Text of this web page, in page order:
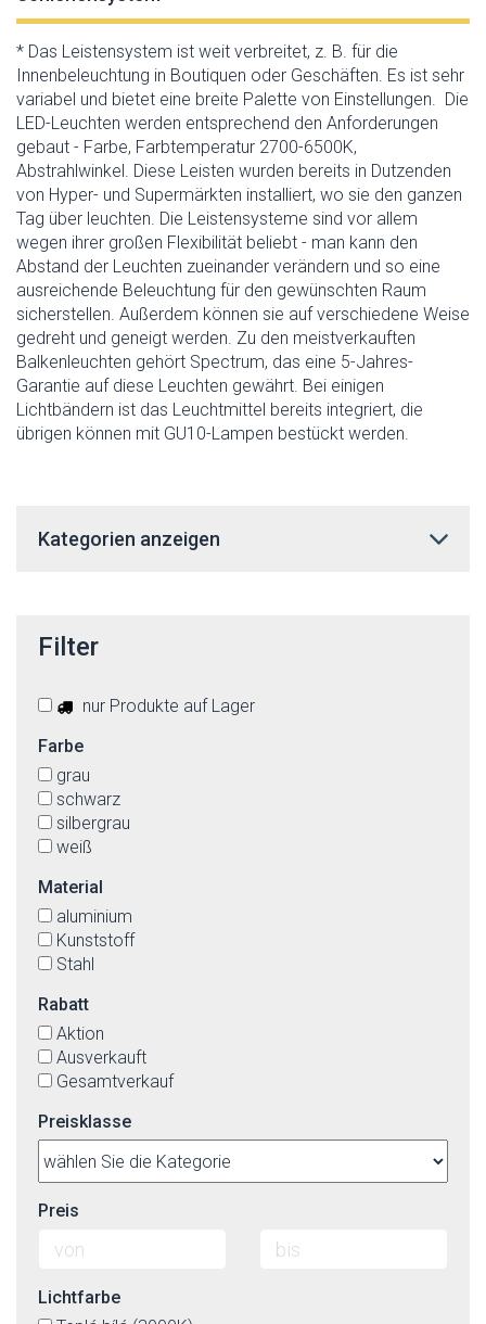
* Das Leistensystem ist weit verbreitet, z. B. für die
Innenbeleuchtung in Boutiquen oder Geschäften. Es ist sehr
variabel und bietet eine breite Palette von Einstellungen. Die
LED-Leuchten werden entsprechend den Anforderungen
gebaut - Farbe, Farbtemperatur 2700-6500K,
Abstrahlwinkel. Diese Leisten wurden bereits in Dutzenden
von Hyper- und Supermärkten installiert, wo sie den ganzen
Tag über leuchten. Die Leistensysteme sind vor allem
wegen ihrer großen Flexibilität beliebt - man kann den
Abstand der Leuchten zueinander verändern und so eine
ausreichende Beleuchtung für den gewünschten Raum
sicherstellen. Außerdem können sie auf verschiedene Weise
gedreht und geneigt werden. Zu den meistverkauften
Balkenleuchten gehört Spectrum, das eine 5-Jahres-
Garantie auf diese Leuchten gewährt. Bei einigen
Lichtbändern ist das Leuchtmittel bereits integriert, die
übrigen können mit GU10-Lampen bestückt werden.
Kategorien anzeigen
Filter
nur Produkte auf Lager
Farbe
grau
schwarz
silbergrau
weiß
Material
aluminium
Kunststoff
Stahl
Rabatt
Aktion
Ausverkauft
Gesamtverkauf
Preisklasse
Preis
Lichtfarbe